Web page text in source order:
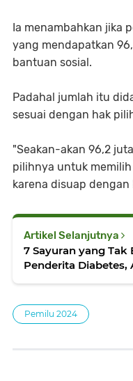
Ia menambahkan jika
yang mendapatkan
bantuan sosial.
Padahal jumlah itu
sesuai dengan hak
"Seakan-akan 96,2
pilihnya untuk
karena disuap dengan
Artikel Selanjutnya
7 Sayuran yang
Penderita Diabetes,
Pemilu 2024